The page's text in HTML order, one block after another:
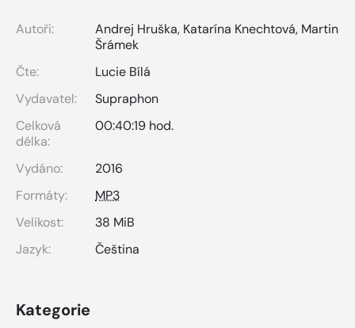
Autoři: Andrej Hruška, Katarína Knechtová, Martin
Šrámek
Čte:
Lucie Bílá
Vydavatel:
Supraphon
Celková
délka:
00:40:19 hod.
Vydáno:
2016
Formáty:
MP3
Velikost:
38 MiB
Jazyk:
Čeština
Kategorie